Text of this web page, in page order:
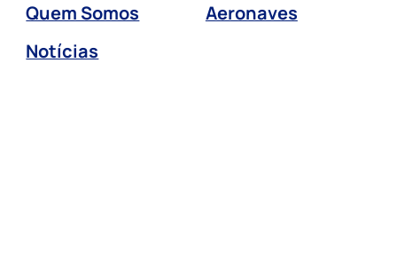
Quem Somos
Aeronaves
Notícias